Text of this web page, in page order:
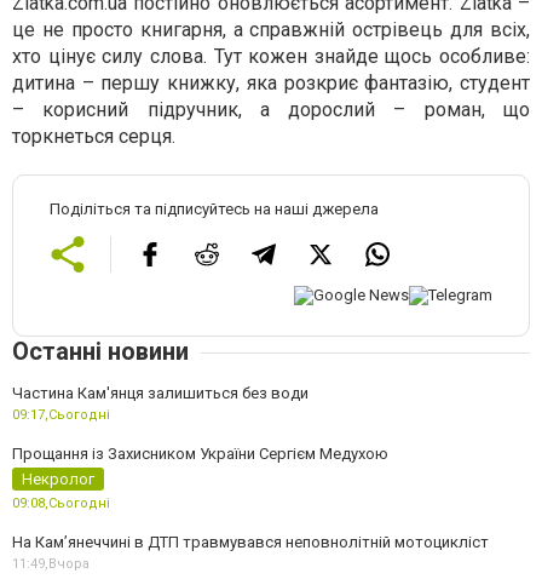
це не просто книгарня, а справжній острівець для всіх,
хто цінує силу слова. Тут кожен знайде щось особливе:
дитина – першу книжку, яка розкриє фантазію, студент
– корисний підручник, а дорослий – роман, що
торкнеться серця.
Поділіться та підписуйтесь на наші джерела
Останні новини
Частина Кам'янця залишиться без води
09:17,Сьогодні
Прощання із Захисником України Сергієм Медухою
Некролог
09:08,Сьогодні
На Кам’янеччині в ДТП травмувався неповнолітній мотоцикліст
11:49,Вчора